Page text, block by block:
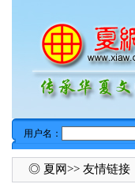
◎ 夏网>> 友情链接